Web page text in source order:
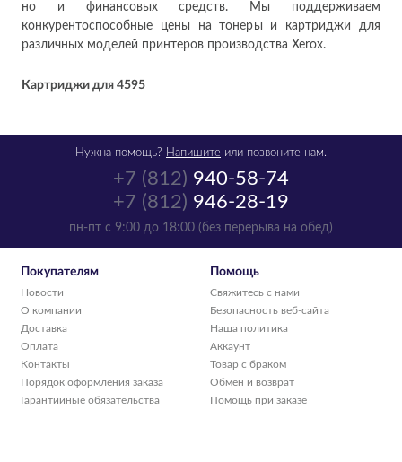
но и финансовых средств. Мы поддерживаем
конкурентоспособные цены на тонеры и картриджи для
различных моделей принтеров производства Xerox.
Картриджи для 4595
+7 (812) 940-58-74
+7 (812) 946-28-19
пн-пт с 9:00 до 18:00 (без перерыва на обед)
Нужна помощь? Напишите или позвоните нам.
Покупателям
Новости
О компании
Доставка
Оплата
Контакты
Порядок оформления заказа
Гарантийные обязательства
Помощь
Свяжитесь с нами
Безопасность веб-сайта
Наша политика
Аккаунт
Товар с браком
Обмен и возврат
Помощь при заказе